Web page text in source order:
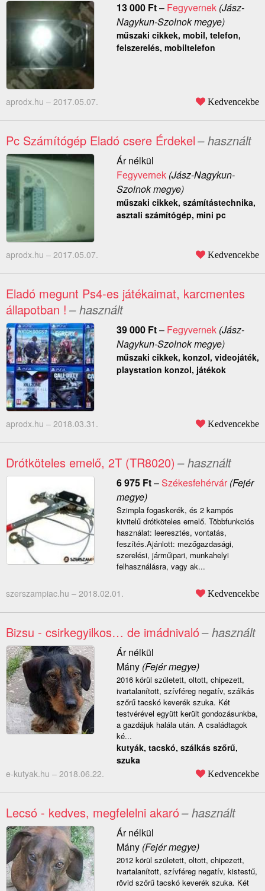
13 000 Ft– Fegyvernek(Jász-
Nagykun-Szolnok megye)
műszaki cikkek, mobil, telefon,
felszerelés, mobiltelefon
aprodx.hu – 2017.05.07. Kedvencekbe
Pc Számítógép Eladó csere Érdekel– használt
Ár nélkül
Fegyvernek(Jász-Nagykun-
Szolnok megye)
műszaki cikkek, számítástechnika,
asztali számítógép, mini pc
aprodx.hu – 2017.05.07. Kedvencekbe
Eladó megunt Ps4-es játékaimat, karcmentes
állapotban ! – használt
39 000 Ft– Fegyvernek(Jász-
Nagykun-Szolnok megye)
műszaki cikkek, konzol, videojáték,
playstation konzol, játékok
aprodx.hu – 2018.03.31. Kedvencekbe
Drótköteles emelő, 2T (TR8020) – használt
6 975 Ft–Székesfehérvár(Fejér
megye)
Szimpla fogaskerék, és 2 kampós
kivitelű drótköteles emelő. Többfunkciós
használat: leeresztés, vontatás,
feszítés.Ajánlott: mezőgazdasági,
szerelési, járműipari, munkahelyi
felhasználásra, vagy ak...
szerszampiac.hu – 2018.02.01. Kedvencekbe
Bizsu - csirkegyilkos… de imádnivaló– használt
Ár nélkül
Mány(Fejér megye)
2016 körül született, oltott, chipezett,
ivartalanított, szívféreg negatív, szálkás
szőrű tacskó keverék szuka. Két
testvérével együtt került gondozásunkba,
a gazdájuk halála után. A családtagok
ké...
kutyák, tacskó, szálkás szőrű,
szuka
e-kutyak.hu – 2018.06.22. Kedvencekbe
Lecsó - kedves, megfelelni akaró– használt
Ár nélkül
Mány(Fejér megye)
2012 körül született, oltott, chipezett,
ivartalanított, szívféreg negatív, kistestű,
rövid szőrű tacskó keverék szuka. Két